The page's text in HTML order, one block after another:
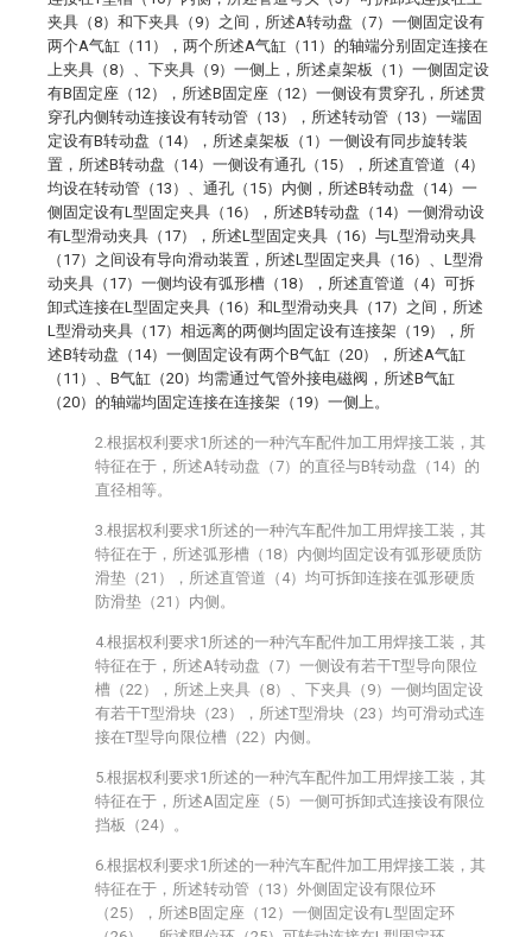
夹具（8）和下夹具（9）之间，所述A转动盘（7）一侧固定设有
两个A气缸（11），两个所述A气缸（11）的轴端分别固定连接在
上夹具（8）、下夹具（9）一侧上，所述桌架板（1）一侧固定设
有B固定座（12），所述B固定座（12）一侧设有贯穿孔，所述贯
穿孔内侧转动连接设有转动管（13），所述转动管（13）一端固
定设有B转动盘（14），所述桌架板（1）一侧设有同步旋转装
置，所述B转动盘（14）一侧设有通孔（15），所述直管道（4）
均设在转动管（13）、通孔（15）内侧，所述B转动盘（14）一
侧固定设有L型固定夹具（16），所述B转动盘（14）一侧滑动设
有L型滑动夹具（17），所述L型固定夹具（16）与L型滑动夹具
（17）之间设有导向滑动装置，所述L型固定夹具（16）、L型滑
动夹具（17）一侧均设有弧形槽（18），所述直管道（4）可拆
卸式连接在L型固定夹具（16）和L型滑动夹具（17）之间，所述
L型滑动夹具（17）相远离的两侧均固定设有连接架（19），所
述B转动盘（14）一侧固定设有两个B气缸（20），所述A气缸
（11）、B气缸（20）均需通过气管外接电磁阀，所述B气缸
（20）的轴端均固定连接在连接架（19）一侧上。
2.根据权利要求1所述的一种汽车配件加工用焊接工装，其
特征在于，所述A转动盘（7）的直径与B转动盘（14）的
直径相等。
3.根据权利要求1所述的一种汽车配件加工用焊接工装，其
特征在于，所述弧形槽（18）内侧均固定设有弧形硬质防
滑垫（21），所述直管道（4）均可拆卸连接在弧形硬质
防滑垫（21）内侧。
4.根据权利要求1所述的一种汽车配件加工用焊接工装，其
特征在于，所述A转动盘（7）一侧设有若干T型导向限位
槽（22），所述上夹具（8）、下夹具（9）一侧均固定设
有若干T型滑块（23），所述T型滑块（23）均可滑动式连
接在T型导向限位槽（22）内侧。
5.根据权利要求1所述的一种汽车配件加工用焊接工装，其
特征在于，所述A固定座（5）一侧可拆卸式连接设有限位
挡板（24）。
6.根据权利要求1所述的一种汽车配件加工用焊接工装，其
特征在于，所述转动管（13）外侧固定设有限位环
（25），所述B固定座（12）一侧固定设有L型固定环